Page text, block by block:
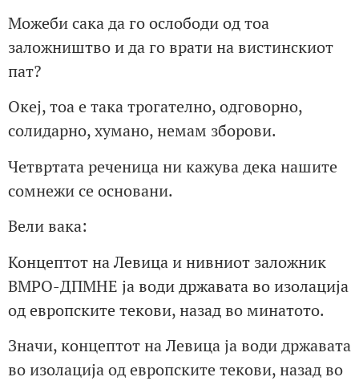
Можеби сака да го ослободи од тоа
заложништво и да го врати на вистинскиот
пат?
Океј, тоа е така трогателно, одговорно,
солидарно, хумано, немам зборови.
Четвртата реченица ни кажува дека нашите
сомнежи се основани.
Вели вака:
Концептот на Левица и нивниот заложник
ВМРО-ДПМНЕ ја води државата во изолација
од европските текови, назад во минатото.
Значи, концептот на Левица ја води државата
во изолација од европските текови, назад во